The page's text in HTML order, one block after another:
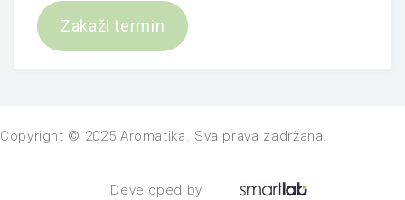
Zakaži termin
Copyright © 2025 Aromatika. Sva prava zadržana.
Developed by